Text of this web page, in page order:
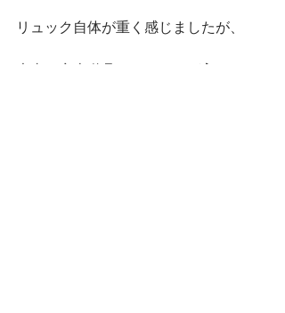
リュック自体が重く感じましたが、
大事な商売道具のパソコンが入ってい